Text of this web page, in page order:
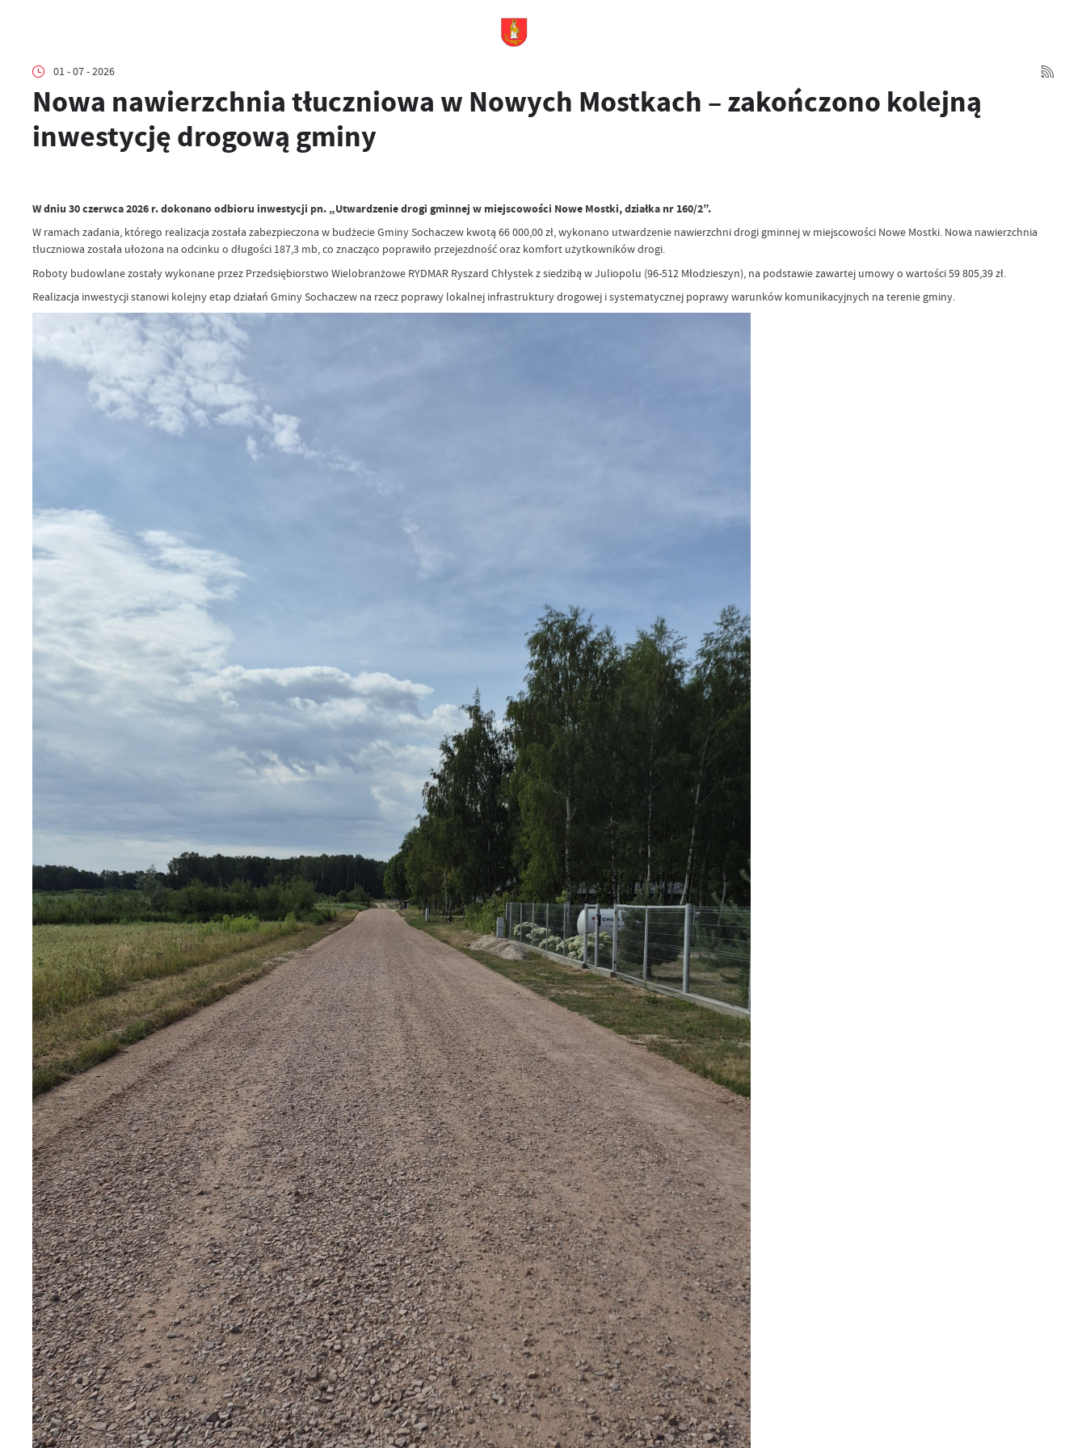
01 - 07 - 2026
Nowa nawierzchnia tłuczniowa w Nowych Mostkach – zakończono kolejną
inwestycję drogową gminy
W dniu 30 czerwca 2026 r. dokonano odbioru inwestycji pn. „Utwardzenie drogi gminnej w miejscowości Nowe Mostki, działka nr 160/2”.
W ramach zadania, którego realizacja została zabezpieczona w budżecie Gminy Sochaczew kwotą 66 000,00 zł, wykonano utwardzenie nawierzchni drogi gminnej w miejscowości Nowe Mostki. Nowa nawierzchnia
tłuczniowa została ułożona na odcinku o długości 187,3 mb, co znacząco poprawiło przejezdność oraz komfort użytkowników drogi.
Roboty budowlane zostały wykonane przez Przedsiębiorstwo Wielobranżowe RYDMAR Ryszard Chłystek z siedzibą w Juliopolu (96-512 Młodzieszyn), na podstawie zawartej umowy o wartości 59 805,39 zł.
Realizacja inwestycji stanowi kolejny etap działań Gminy Sochaczew na rzecz poprawy lokalnej infrastruktury drogowej i systematycznej poprawy warunków komunikacyjnych na terenie gminy.